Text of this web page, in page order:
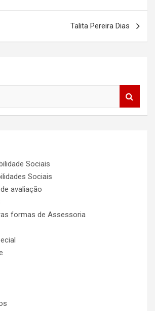
Talita Pereira Dias
Sociais
Sociais
avaliação
formas de Assessoria